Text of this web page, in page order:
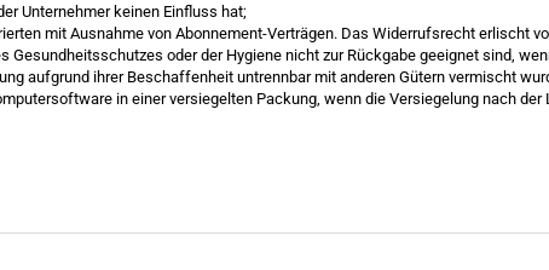
Unternehmer keinen Einfluss hat;
mit Ausnahme von Abonnement-Verträgen. Das Widerrufsrecht erlischt
Gesundheitsschutzes oder der Hygiene nicht zur Rückgabe geeignet sind,
aufgrund ihrer Beschaffenheit untrennbar mit anderen Gütern vermischt
in einer versiegelten Packung, wenn die Versiegelung nach